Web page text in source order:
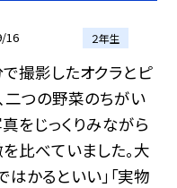
16 ２年生
撮影したオクラとピ
二つの野菜のちがい
をじっくりみながら
を比べていました。大
はかるといい」「実物